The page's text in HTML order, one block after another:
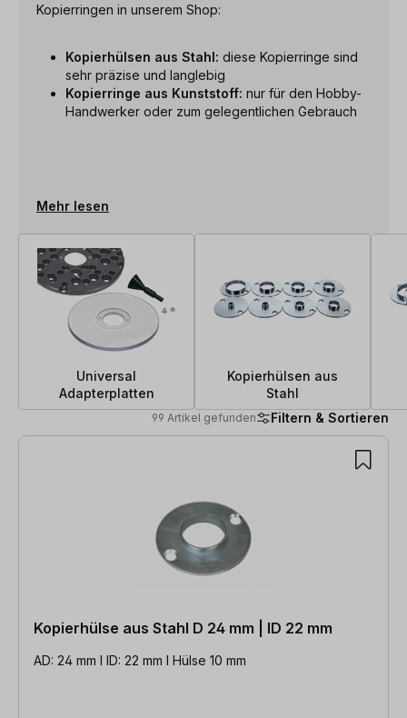
Kopierringen in unserem Shop:
Kopierhülsen aus Stahl: diese Kopierringe sind
sehr präzise und langlebig
Kopierringe aus Kunststoff: nur für den Hobby-
Handwerker oder zum gelegentlichen Gebrauch
Mehr lesen
Universal
Adapterplatten
Kopierhülsen aus
Stahl
99 Artikel gefunden Filtern & Sortieren
99 Artikel gefunden
Kopierhülse aus Stahl D 24 mm | ID 22 mm
AD: 24 mm l ID: 22 mm l Hülse 10 mm